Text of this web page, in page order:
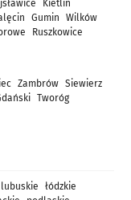
Kietlin
Gumin
Wilków
Ruszkowice
Zambrów Siewierz
Tworóg
lubuskie
łódzkie